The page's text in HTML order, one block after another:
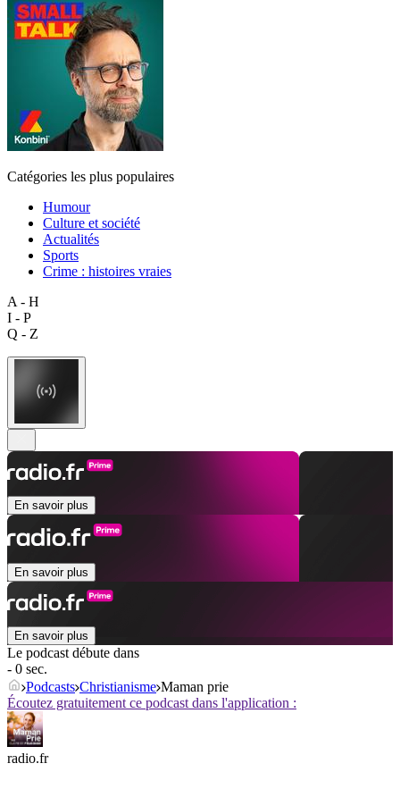
Catégories les plus populaires
Humour
Culture et société
Actualités
Sports
Crime : histoires vraies
A - H
I - P
Q - Z
En savoir plus
En savoir plus
En savoir plus
Le podcast débute dans
- 0 sec.
Podcasts Christianisme Maman prie
Écoutez gratuitement ce podcast dans l'application :
radio.fr